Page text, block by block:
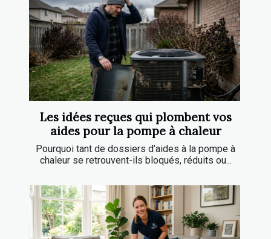
Les idées reçues qui plombent vos
aides pour la pompe à chaleur
Pourquoi tant de dossiers d’aides à la pompe à
chaleur se retrouvent-ils bloqués, réduits ou...